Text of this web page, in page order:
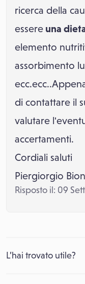
ricerca della
essere una
elemento
assorbimento
di contattare il
valutare
accertamenti.
Cordiali saluti
Piergiorgio
Risposto il: 09
L’hai trovato utile?